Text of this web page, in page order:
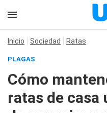
Inicio Sociedad Ratas
PLAGAS
Cómo
ratas de casa